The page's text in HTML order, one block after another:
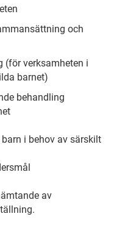
och
(för verksamheten i
barnet)
behandling
i behov av särskilt
av